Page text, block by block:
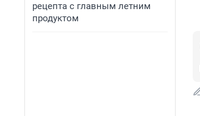
рецепта с главным летним
продуктом